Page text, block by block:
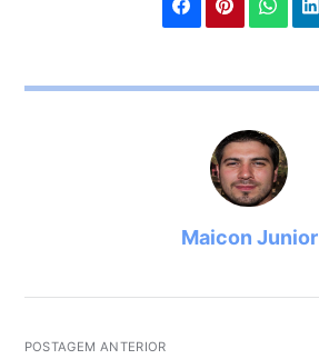
Maicon Junior
POSTAGEM ANTERIOR